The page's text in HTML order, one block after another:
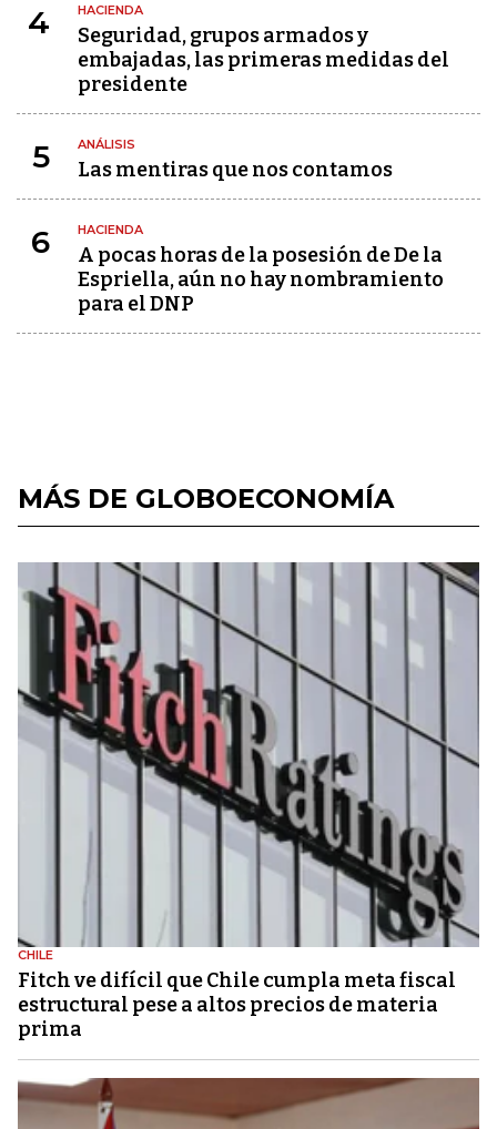
4 HACIENDA
Seguridad, grupos armados y
embajadas, las primeras medidas del
presidente
5 ANÁLISIS
Las mentiras que nos contamos
6 HACIENDA
A pocas horas de la posesión de De la
Espriella, aún no hay nombramiento
para el DNP
MÁS DE GLOBOECONOMÍA
CHILE
Fitch ve difícil que Chile cumpla meta fiscal
estructural pese a altos precios de materia
prima